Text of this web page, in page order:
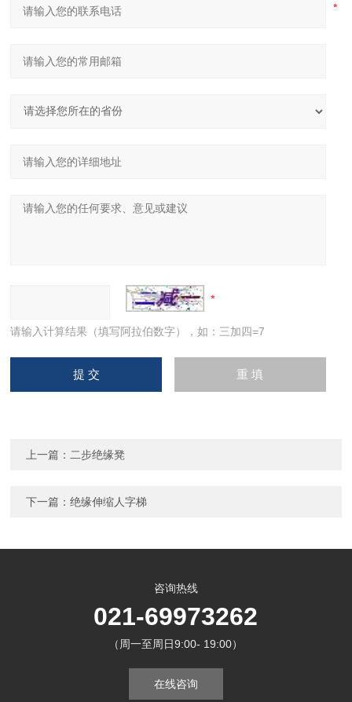
请输入计算结果（填写阿拉伯数字），如：三加四=7
上一篇： 二步绝缘凳
下一篇：绝缘伸缩人字梯
咨询热线
021-69973262
（周一至周日9:00- 19:00）
在线咨询